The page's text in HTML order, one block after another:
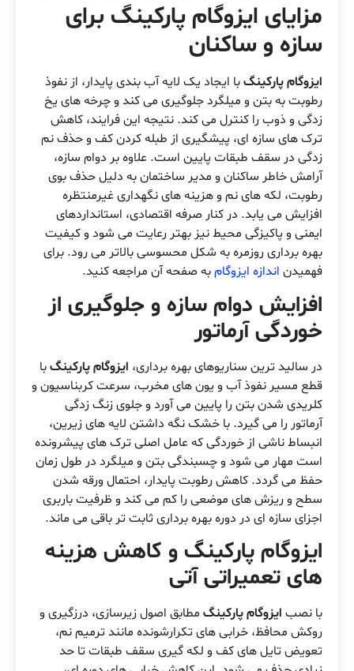
مزایای ایزوگام پارکینگ برای
سازه و ساکنان
ایزوگام پارکینگبا ایجاد یک لایه آب بندی پایدار، از نفوذ
رطوبت به بتن و میلگرد جلوگیری می کند و چرخه های یخ
زدگی و ذوب را کنترل می کند. نتیجه این فرایند، کاهش
ترک های سازه ای، پیشگیری از طبله کردن کف و حذف نم
زدگی در سقف طبقات پایین است. علاوه بر دوام سازه،
آرامش خاطر ساکنان و مدیر ساختمان به دلیل حذف بوی
رطوبت، لکه های نم و هزینه های نگهداری غیرمنتظره
افزایش می یابد. در کنار صرفه اقتصادی، استانداردهای
ایمنی و پاکیزگی محیط نیز بهتر رعایت می شود و کیفیت
بهره برداری روزمره به شکل محسوسی بالاتر می رود. برای
فهمیدن اندازه ایزوگامبه صفحه آن مراجعه کنید.
افزایش دوام سازه و جلوگیری از
خوردگی آرماتور
در سالید ترین سناریوهای بهره برداری، ایزوگام پارکینگبا
قطع مسیر نفوذ آب و یون های مخرب، سرعت کربناسیون و
کلریدی شدن بتن را پایین می آورد و جلوی زنگ زدگی
آرماتور را می گیرد. با خشک نگه داشتن لایه های زیرین،
انبساط ناشی از خوردگی که عامل اصلی ترک های پیشرونده
است مهار می شود و چسبندگی بتن و میلگرد در طول زمان
حفظ می گردد. کاهش رطوبت پایدار، احتمال ورقه شدن
سطح و ریزش های موضعی را کم می کند و ظرفیت باربری
اجزای سازه ای در دوره بهره برداری ثابت تر باقی می ماند.
ایزوگام پارکینگ و کاهش هزینه
های تعمیراتی آتی
با نصب ایزوگام پارکینگ مطابق اصول زیرسازی، درزگیری و
روکش محافظ، خرابی های تکرارشونده مانند ترمیم نم،
تعویض تایل های کف و لکه گیری سقف طبقات تا حد